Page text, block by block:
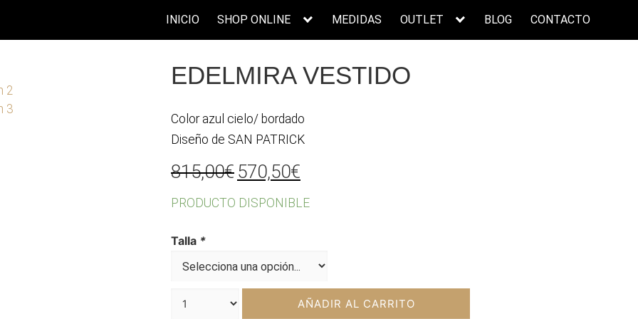
INICIO SHOP ONLINE MEDIDAS OUTLET BLOG CONTACTO
EDELMIRA VESTIDO
Color azul cielo/ bordado
Diseño de SAN PATRICK
815,00€ El
original
570,50€
actual
PRODUCTO DISPONIBLE
Talla *
AÑADIR AL CARRITO